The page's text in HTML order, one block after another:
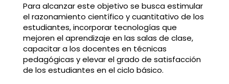
Para alcanzar este objetivo se busca estimular
el razonamiento científico y cuantitativo de los
estudiantes, incorporar tecnologías que
mejoren el aprendizaje en las salas de clase,
capacitar a los docentes en técnicas
pedagógicas y elevar el grado de satisfacción
de los estudiantes en el ciclo básico.